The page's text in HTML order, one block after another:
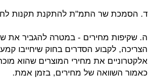
ד. הסמכת שר התמ"ת להתקנת תקנות
ה. שקיפות מחירים - במטרה להגביר את
הצריכה, לקבוע הסדרים בחוק שיחייבו
אלקטרוניים את מחירי המוצרים שהוא
כאמור השוואה של מחירים, בזמן אמת.